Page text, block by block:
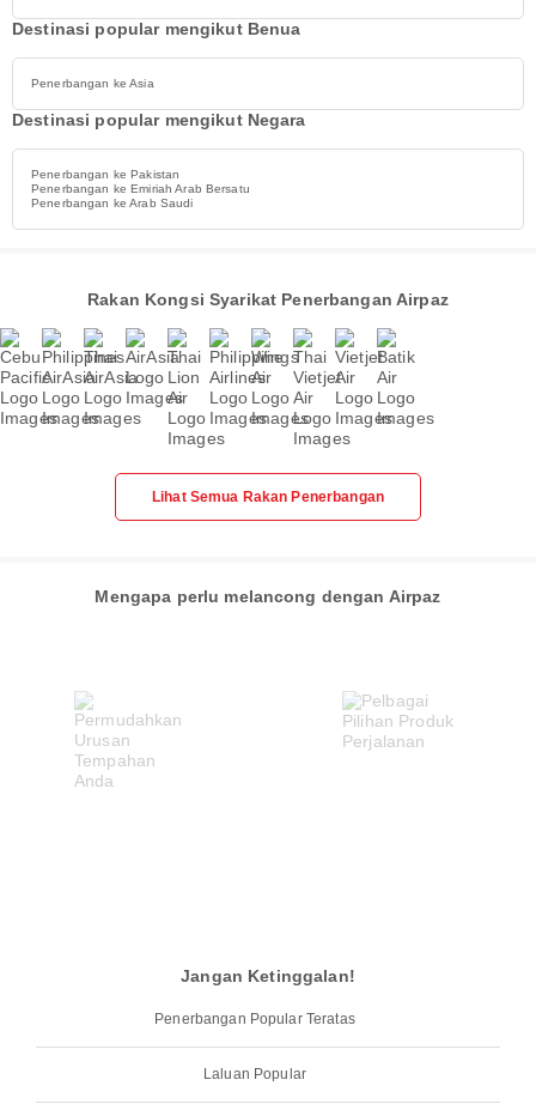
Destinasi popular mengikut Benua
Penerbangan ke Asia
Destinasi popular mengikut Negara
Penerbangan ke Pakistan
Penerbangan ke Emiriah Arab Bersatu
Penerbangan ke Arab Saudi
Rakan Kongsi Syarikat Penerbangan Airpaz
Lihat Semua Rakan Penerbangan
Mengapa perlu melancong dengan Airpaz
Jangan Ketinggalan!
Penerbangan Popular Teratas
Laluan Popular